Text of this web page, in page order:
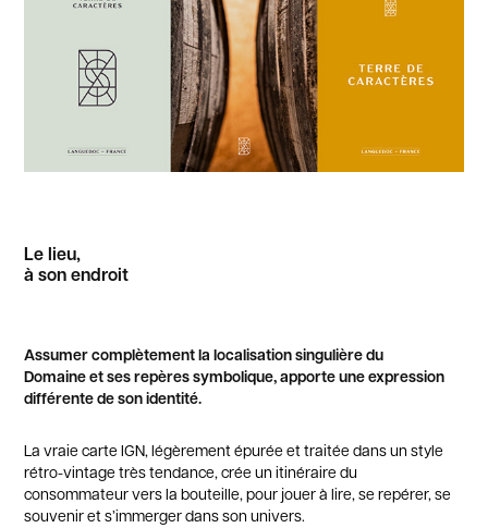
Le lieu,
à son endroit
Assumer complètement la localisation singulière du
Domaine et ses repères symbolique, apporte une expression
différente de son identité.
La vraie carte IGN, légèrement épurée et traitée dans un style
rétro-vintage très tendance, crée un itinéraire du
consommateur vers la bouteille, pour jouer à lire, se repérer, se
souvenir et s’immerger dans son univers.